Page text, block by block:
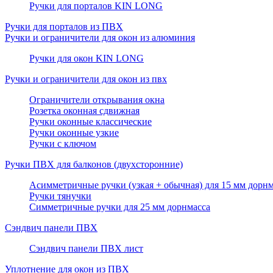
Ручки для порталов KIN LONG
Ручки для порталов из ПВХ
Ручки и ограничители для окон из алюминия
Ручки для окон KIN LONG
Ручки и ограничители для окон из пвх
Ограничители открывания окна
Розетка оконная сдвижная
Ручки оконные классические
Ручки оконные узкие
Ручки с ключом
Ручки ПВХ для балконов (двухсторонние)
Асимметричные ручки (узкая + обычная) для 15 мм
Ручки тянучки
Симметричные ручки для 25 мм дорнмасса
Сэндвич панели ПВХ
Сэндвич панели ПВХ лист
Уплотнение для окон из ПВХ